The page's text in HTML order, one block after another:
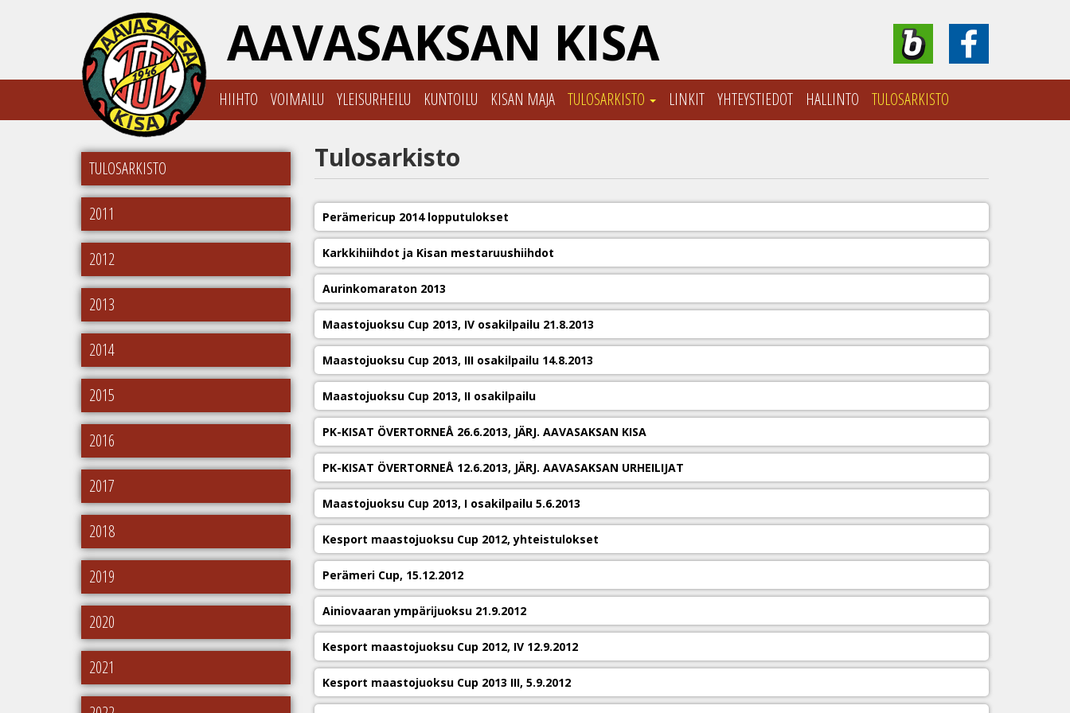
AAVASAKSAN KISA
HIIHTO VOIMAILU YLEISURHEILU KUNTOILU KISAN MAJA TULOSARKISTO LINKIT YHTEYSTIEDOT HALLINTO TULOSARKISTO
TULOSARKISTO
2011
2012
2013
2014
2015
2016
2017
2018
2019
2020
2021
Tulosarkisto
Perämericup 2014 lopputulokset
Karkkihiihdot ja Kisan mestaruushiihdot
Aurinkomaraton 2013
Maastojuoksu Cup 2013, IV osakilpailu 21.8.2013
Maastojuoksu Cup 2013, III osakilpailu 14.8.2013
Maastojuoksu Cup 2013, II osakilpailu
PK-KISAT ÖVERTORNEÅ 26.6.2013, JÄRJ. AAVASAKSAN KISA
PK-KISAT ÖVERTORNEÅ 12.6.2013, JÄRJ. AAVASAKSAN URHEILIJAT
Maastojuoksu Cup 2013, I osakilpailu 5.6.2013
Kesport maastojuoksu Cup 2012, yhteistulokset
Perämeri Cup, 15.12.2012
Ainiovaaran ympärijuoksu 21.9.2012
Kesport maastojuoksu Cup 2012, IV 12.9.2012
Kesport maastojuoksu Cup 2013 III, 5.9.2012